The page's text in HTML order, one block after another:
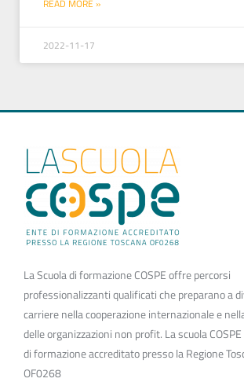
READ MORE »
2022-11-17
La Scuola di formazione COSPE offre percorsi
professionalizzanti qualificati che preparano a
carriere nella cooperazione internazionale e
delle organizzazioni non profit. La scuola
di formazione accreditato presso la Regione
OF0268